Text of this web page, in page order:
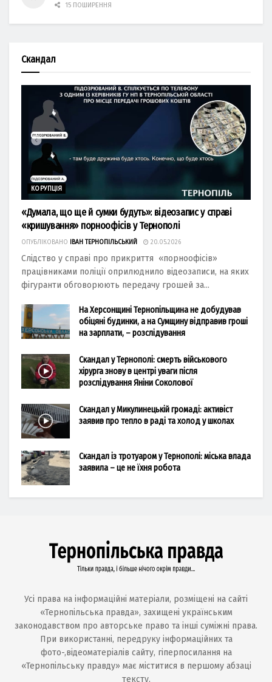
15 ПОШИРЕННЯ
Скандал
КОРУПЦІЯ
«Думала, що ще й сумки будуть»: відеозапис у справі
«кришування» порноофісів у Тернополі
ОПУБЛІКОВАНО ІВАН ТЕРНОПІЛЬСЬКИЙ 20.05.2026
Слідство у справі про прикриття «порноофісів»
працівниками поліції оприлюднило відеозаписи, на яких
фігуранти обговорюють передачу грошей за...
На Херсонщині Тернопільщина не добудував
обіцяні будинки, а на Сумщину відправив гроші
на зарплати, – розслідування
Скандал у Тернополі: смерть військового
хірурга знову в центрі уваги після
розслідування Яніни Соколової
Скандал у Микулинецькій громаді: активіст
заявив про тепло в раді та холод у школах
Скандал із тротуаром у Тернополі: міська влада
заявила – це не їхня робота
Усі права на інформаційні матеріали, розміщені на сайті
«Тернопільська правда», захищені українським
законодавством про авторське право та інші суміжні права.
При використанні, передруку інформаційних та
фото-,відеоматеріалів сайту, гіперпосилання на
«Тернопільську правду» має міститися в першому абзаці
тексту.